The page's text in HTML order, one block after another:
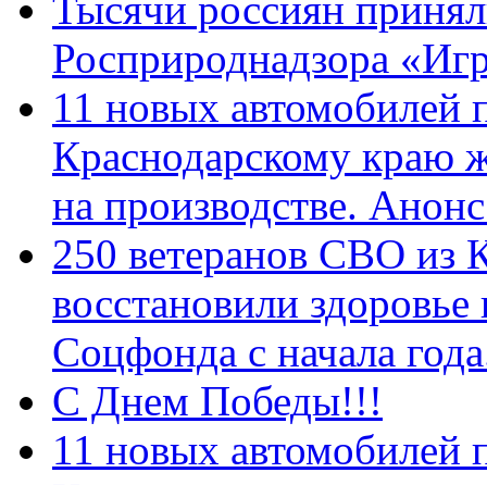
Росприроднадзора
11 новых автомобилей
Краснодарскому краю
на производстве.
250 ветеранов СВО из
восстановили
Соцфонда с начала
С Днем Победы!!!
11 новых автомобилей